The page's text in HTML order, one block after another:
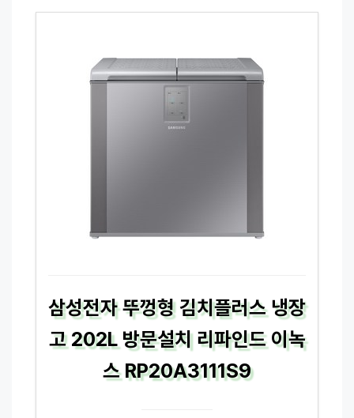
삼성전자 뚜껑형 김치플러스 냉장
고 202L 방문설치 리파인드 이녹
스 RP20A3111S9